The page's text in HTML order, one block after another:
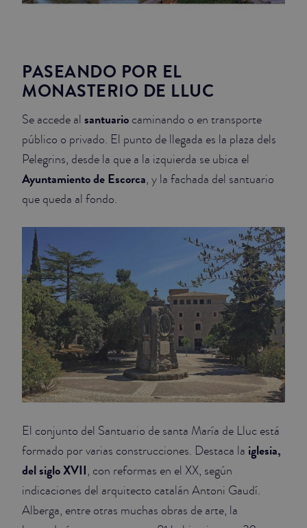
PASEANDO POR EL
MONASTERIO DE LLUC
Se accede al santuario caminando o en transporte
público o privado. El punto de llegada es la plaza dels
Pelegrins, desde la que a la izquierda se ubica el
Ayuntamiento de Escorca, y la fachada del santuario
que queda al fondo.
El conjunto del Santuario de santa María de Lluc está
formado por varias construcciones. Destaca la iglesia,
del siglo XVII, con reformas en el XX, según
indicaciones del arquitecto catalán Antoni Gaudí.
Alberga, entre otras muchas obras de arte, la